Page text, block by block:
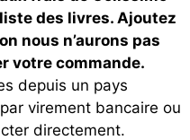
des livres. Ajoutez
nous n’aurons pas
votre commande.
depuis un pays
virement bancaire ou
directement.